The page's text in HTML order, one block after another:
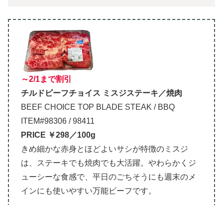
～2/1まで割引
チルドビーフチョイス ミスジステーキ／焼肉
BEEF CHOICE TOP BLADE STEAK / BBQ
ITEM#98306 / 98411
PRICE ￥298／100g
きめ細かな赤身とほどよいサシが特徴のミスジ
は、ステーキでも焼肉でも大活躍。やわらかくジ
ューシーな食感で、平日のごちそうにも週末のメ
インにも使いやすい万能ビーフです。